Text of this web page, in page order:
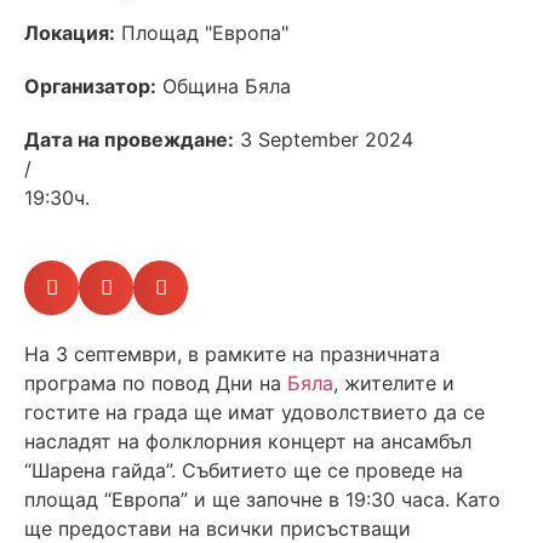
Локация: Площад "Европа"
Организатор: Община Бяла
Дата на провеждане: 3 September 2024
/
19:30ч.
На 3 септември, в рамките на празничната
програма по повод Дни на Бяла, жителите и
гостите на града ще имат удоволствието да се
насладят на фолклорния концерт на ансамбъл
“Шарена гайда”. Събитието ще се проведе на
площад “Европа” и ще започне в 19:30 часа. Като
ще предостави на всички присъстващи